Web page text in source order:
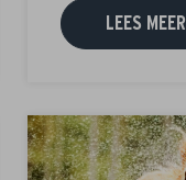
LEES MEER